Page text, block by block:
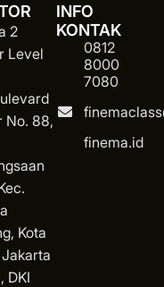
2
Level
No. 88,
Kota
DKI
INFO
KONTAK
0812
8000
7080
finema.id